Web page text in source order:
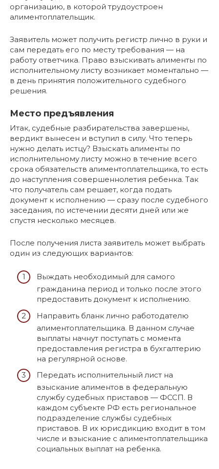
организацию, в которой трудоустроен
алиментоплательщик.
Заявитель может получить регистр лично в руки и
сам передать его по месту требования — на
работу ответчика. Право взыскивать алименты по
исполнительному листу возникает моментально —
в день принятия положительного судебного
решения.
Место предъявления
Итак, судебные разбирательства завершены,
вердикт вынесен и вступил в силу. Что теперь
нужно делать истцу? Взыскать алименты по
исполнительному листу можно в течение всего
срока обязательств алиментоплательщика, то есть
до наступления совершеннолетия ребенка. Так
что получатель сам решает, когда подать
документ к исполнению — сразу после судебного
заседания, по истечении десяти дней или же
спустя несколько месяцев.
После получения листа заявитель может выбрать
один из следующих вариантов:
Выждать необходимый для самого
гражданина период и только после этого
предоставить документ к исполнению.
Направить бланк лично работодателю
алиментоплательщика. В данном случае
выплаты начнут поступать с момента
предоставления регистра в бухгалтерию
на регулярной основе.
Передать исполнительный лист на
взыскание алиментов в федеральную
службу судебных приставов — ФССП. В
каждом субъекте РФ есть региональное
подразделение службы судебных
приставов. В их юрисдикцию входит в том
числе и взыскание с алиментоплательщика
социальных выплат на ребенка.